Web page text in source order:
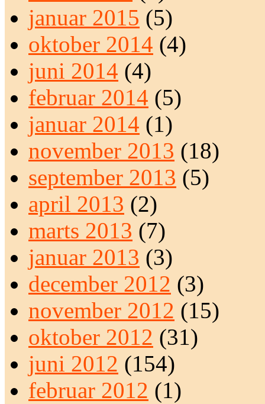
januar 2015 (5)
oktober 2014 (4)
juni 2014 (4)
februar 2014 (5)
januar 2014 (1)
november 2013 (18)
september 2013 (5)
april 2013 (2)
marts 2013 (7)
januar 2013 (3)
december 2012 (3)
november 2012 (15)
oktober 2012 (31)
juni 2012 (154)
februar 2012 (1)